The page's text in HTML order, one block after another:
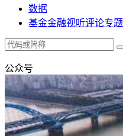
数据
基金金融视听评论专题
公众号